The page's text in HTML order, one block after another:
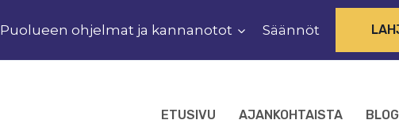
Puolueen ohjelmat ja kannanotot Säännöt
ETUSIVU AJANKOHTAISTA